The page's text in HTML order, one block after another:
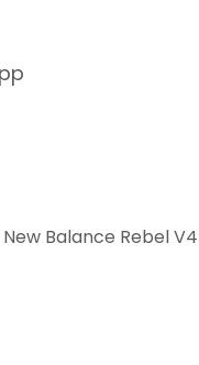
New Balance Rebel V4